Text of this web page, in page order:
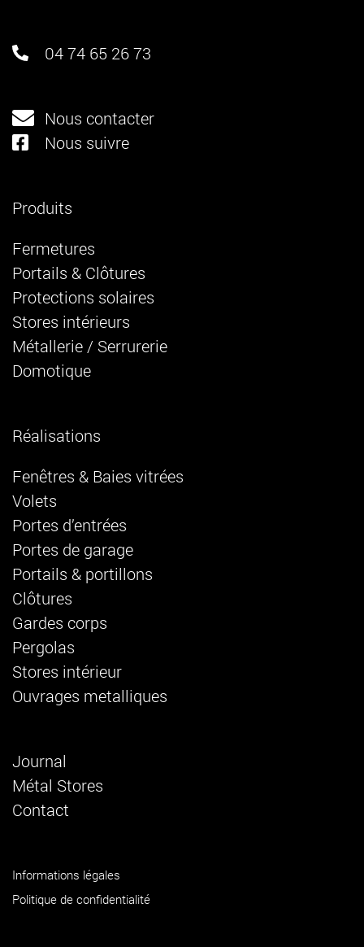
04 74 65 26 73
Nous contacter
Nous suivre
Produits
Fermetures
Portails & Clôtures
Protections solaires
Stores intérieurs
Métallerie / Serrurerie
Domotique
Réalisations
Fenêtres & Baies vitrées
Volets
Portes d’entrées
Portes de garage
Portails & portillons
Clôtures
Gardes corps
Pergolas
Stores intérieur
Ouvrages metalliques
Journal
Métal Stores
Contact
Informations légales
Politique de confidentialité